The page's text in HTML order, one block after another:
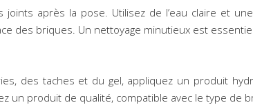
après la pose. Utilisez de l’eau claire et
des briques. Un nettoyage minutieux est
des taches et du gel, appliquez un produit
un produit de qualité, compatible avec le type de